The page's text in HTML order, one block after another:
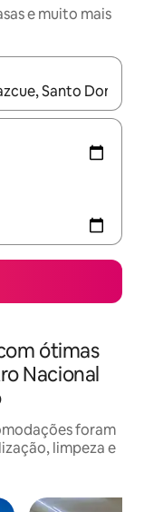
e muito mais
explore-os
ótimas
Nacional
foram
limpeza e